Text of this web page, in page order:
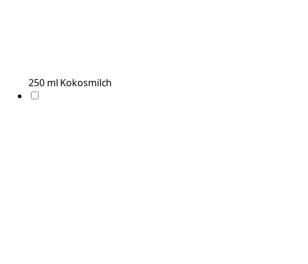
250 ml Kokosmilch